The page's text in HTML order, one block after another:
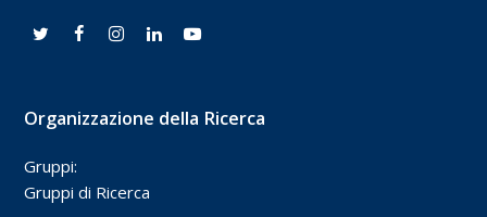
Organizzazione della Ricerca
Gruppi:
Gruppi di Ricerca